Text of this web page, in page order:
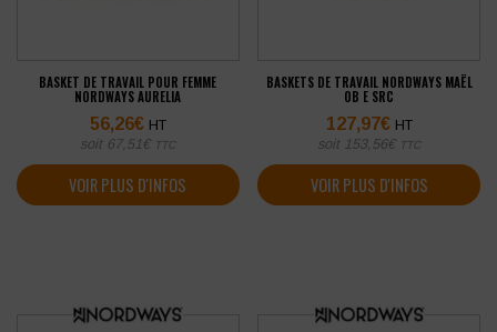
BASKET DE TRAVAIL POUR FEMME
NORDWAYS AURELIA
56,26€ HT
soit 67,51 € TTC
VOIR PLUS D'INFOS
BASKETS DE TRAVAIL NORDWAYS MAËL
OB E SRC
127,97€ HT
soit 153,56€ TTC
VOIR PLUS D'INFOS